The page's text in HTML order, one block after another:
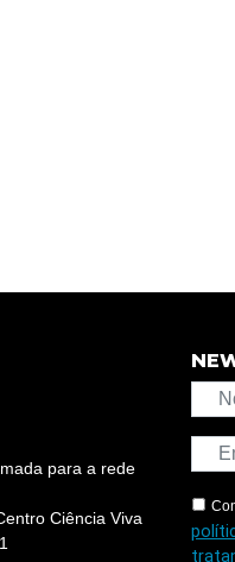
para a rede
Ciência Viva